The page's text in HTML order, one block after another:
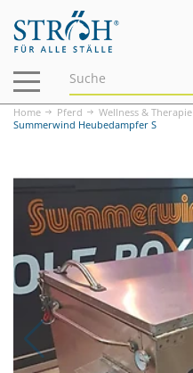
Navigation
ein-/ausblenden
Home Pferd Wellness & Therapie
Summerwind Heubedampfer S